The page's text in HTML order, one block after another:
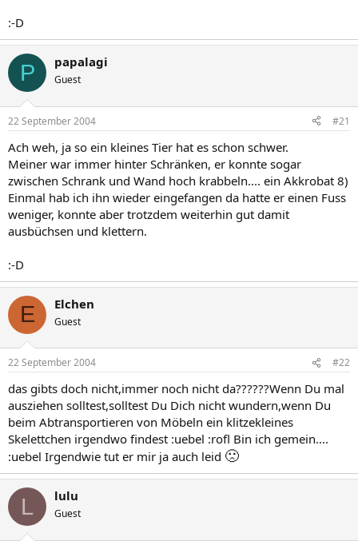
:-D
P papalagi
Guest
22 September 2004 #21
Ach weh, ja so ein kleines Tier hat es schon schwer.
Meiner war immer hinter Schränken, er konnte sogar
zwischen Schrank und Wand hoch krabbeln.... ein Akkrobat 8)
Einmal hab ich ihn wieder eingefangen da hatte er einen Fuss
weniger, konnte aber trotzdem weiterhin gut damit
ausbüchsen und klettern.
:-D
E Elchen
Guest
22 September 2004 #22
das gibts doch nicht,immer noch nicht da??????Wenn Du mal
ausziehen solltest,solltest Du Dich nicht wundern,wenn Du
beim Abtransportieren von Möbeln ein klitzekleines
Skelettchen irgendwo findest :uebel :rofl Bin ich gemein....
:uebel Irgendwie tut er mir ja auch leid 🙁
L lulu
Guest